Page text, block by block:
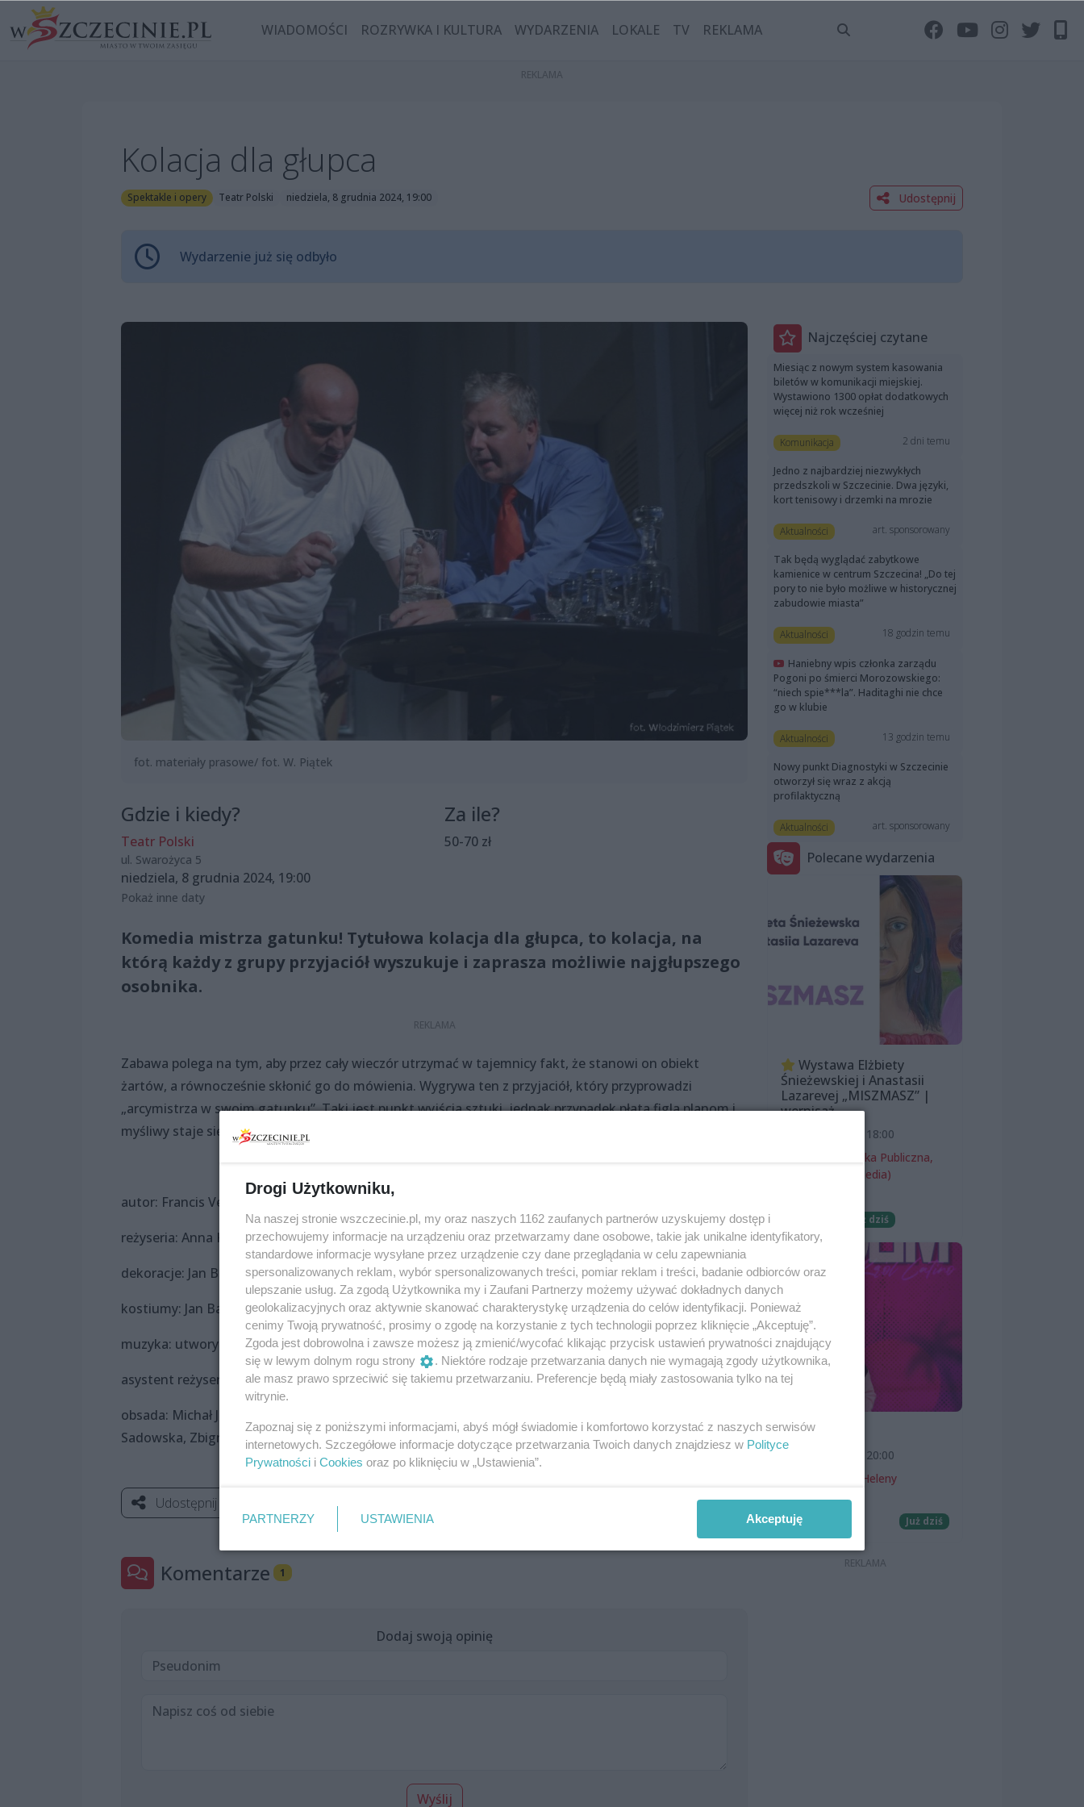
WIADOMOŚCI ROZRYWKA I KULTURA WYDARZENIA LOKALE TV REKLAMA
Kolacja dla głupca
Spektakle i opery Teatr Polski niedziela, 8 grudnia 2024, 19:00 Udostępnij
Wydarzenie już się odbyło
fot. materiały prasowe/ fot. W. Piątek
Gdzie i kiedy?
Teatr Polski
ul. Swarożyca 5
niedziela, 8 grudnia 2024, 19:00
Za ile?
50-70 zł
Pokaż inne daty
Komedia mistrza gatunku! Tytułowa kolacja dla głupca, to kolacja, na
którą każdy z grupy przyjaciół wyszukuje i zaprasza możliwie najgłupszego
osobnika.
Zabawa polega na tym, aby przez cały wieczór utrzymać w tajemnicy fakt, że stanowi on obiekt
żartów, a równocześnie skłonić go do mówienia. Wygrywa ten z przyjaciół, który przyprowadzi
„arcymistrza w swoim gatunku”. Taki jest punkt wyjścia sztuki, jednak przypadek płata figla planom i
myśliwy staje się ofiarą...
autor: Francis Veber
reżyseria: Anna Kękuś
dekoracje: Jan Banucha
kostiumy: Jan Banucha
muzyka: utwory wybrane Krzysztofa Komedy
asystent reżysera: Olga Adamska
obsada: Michał Janicki, Adam Dzieciniak, Jacek Piotrowski, Adam Zych, Olga Adamska, Katarzyna
Sadowska, Zbigniew Filary
Udostępnij
Komentarze 1
Dodaj swoją opinię
Wyślij
Najczęściej czytane
Miesiąc z nowym system kasowania
biletów w komunikacji miejskiej.
Wystawiono 1300 opłat dodatkowych
więcej niż rok wcześniej
Komunikacja 2 dni temu
Jedno z najbardziej niezwykłych
przedszkoli w Szczecinie. Dwa języki,
kort tenisowy i drzemki na mrozie
Aktualności art. sponsorowany
Tak będą wyglądać zabytkowe
kamienice w centrum Szczecina! „Do tej
pory to nie było możliwe w historycznej
zabudowie miasta”
Aktualności 18 godzin temu
Haniebny wpis członka zarządu
Pogoni po śmierci Morozowskiego:
“niech spie***la”. Haditaghi nie chce
go w klubie
Aktualności 13 godzin temu
Nowy punkt Diagnostyki w Szczecinie
otworzył się wraz z akcją
profilaktyczną
Aktualności art. sponsorowany
Polecane wydarzenia
Wystawa Elżbiety
Śnieżewskiej i Anastasii
Lazarevej „MISZMASZ” |
wernisaż
7 sierpnia 2026, 18:00
Miejska Biblioteka Publiczna,
filia nr 54 (ProMedia)
Już dziś
SKOLIM
7 sierpnia 2026, 20:00
Teatr Letni im. Heleny
Koncerty Już dziś
Drogi Użytkowniku,
Na naszej stronie wszczecinie.pl, my oraz naszych 1162 zaufanych partnerów uzyskujemy dostęp i
przechowujemy informacje na urządzeniu oraz przetwarzamy dane osobowe, takie jak unikalne identyfikatory,
standardowe informacje wysyłane przez urządzenie czy dane przeglądania w celu zapewniania
spersonalizowanych reklam, wybór spersonalizowanych treści, pomiar reklam i treści, badanie odbiorców oraz
ulepszanie usług. Za zgodą Użytkownika my i Zaufani Partnerzy możemy używać dokładnych danych
geolokalizacyjnych oraz aktywnie skanować charakterystykę urządzenia do celów identyfikacji. Ponieważ
cenimy Twoją prywatność, prosimy o zgodę na korzystanie z tych technologii poprzez kliknięcie „Akceptuję”.
Zgoda jest dobrowolna i zawsze możesz ją zmienić/wycofać klikając przycisk ustawień prywatności znajdujący
się w lewym dolnym rogu strony
. Niektóre rodzaje przetwarzania danych nie wymagają zgody użytkownika,
ale masz prawo sprzeciwić się takiemu przetwarzaniu. Preferencje będą miały zastosowania tylko na tej
witrynie.
Zapoznaj się z poniższymi informacjami, abyś mógł świadomie i komfortowo korzystać z naszych serwisów
internetowych. Szczegółowe informacje dotyczące przetwarzania Twoich danych znajdziesz w Polityce
Prywatności i Cookies oraz po kliknięciu w „Ustawienia”.
PARTNERZY USTAWIENIA Akceptuję